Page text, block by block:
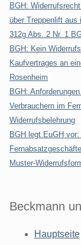
BGH:
über Treppenlift aus
312g Abs. 2 Nr. 1
BGH: Kein
Kaufvertrages an
Rosenheim
BGH:
Verbrauchern im
Widerrufsbelehrung
BGH legt EuGH
Muster-
Beckmann
Hauptseite